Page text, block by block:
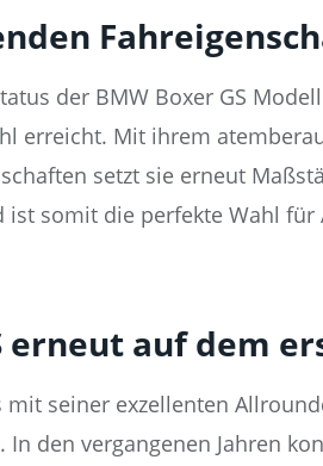
der BMW Boxer GS
erreicht. Mit ihrem
setzt sie erneut
somit die perfekte Wahl
erneut auf dem
mit seiner exzellenten
den vergangenen Jahren